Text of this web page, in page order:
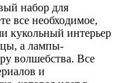
набор для
все необходимое,
кукольный интерьер
а лампы-
волшебства. Все
и